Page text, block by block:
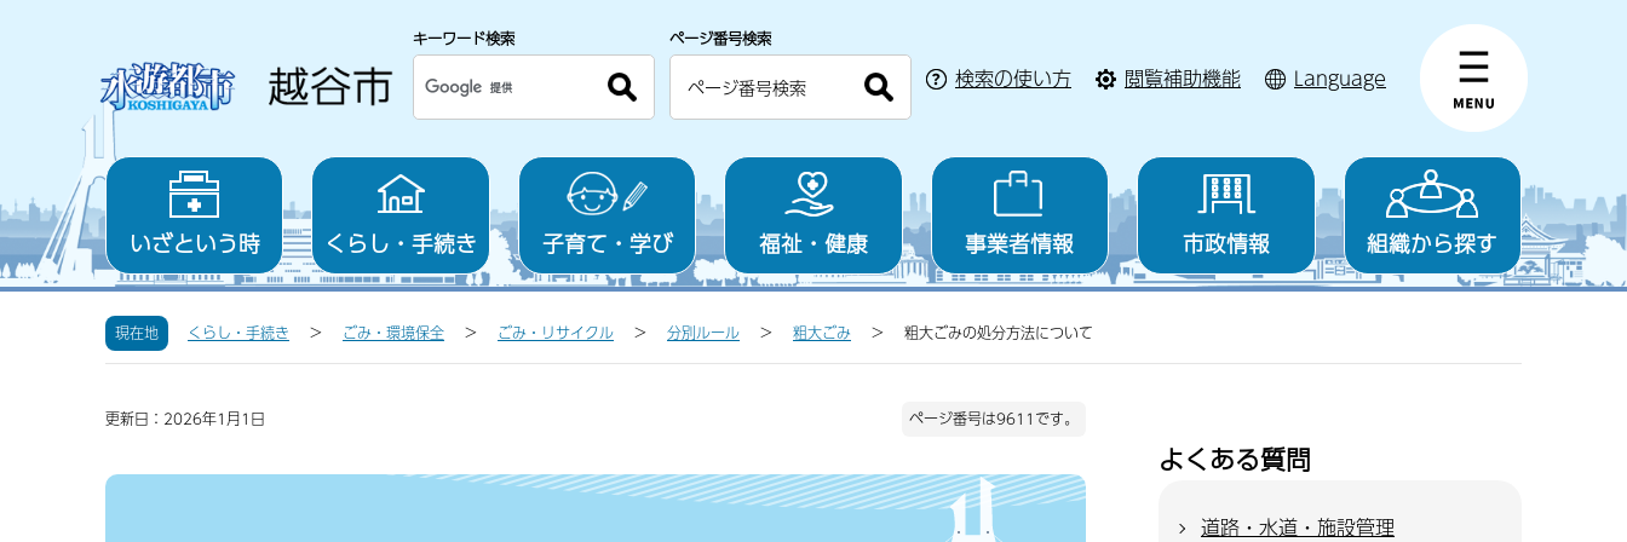
キーワード検索 ページ番号検索
検索の使い方 閲覧補助機能 Language
いざという時 くらし・手続き 子育て・学び 福祉・健康 事業者情報 市政情報 組織から探す
現在地 くらし・手続き ごみ・環境保全 ごみ・リサイクル 分別ルール 粗大ごみ 粗大ごみの処分方法について
更新日：2026年1月1日 ページ番号は9611です。
よくある質問
道路・水道・施設管理